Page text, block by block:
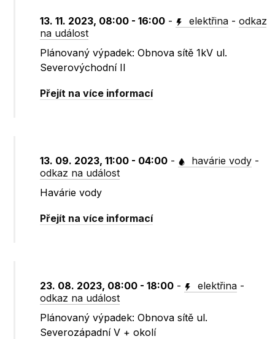
13. 11. 2023, 08:00 - 16:00 - elektřina -odkaz
na událost
Plánovaný výpadek: Obnova sítě 1kV ul.
Severovýchodní II
Přejít na více informací
13. 09. 2023, 11:00 - 04:00 - havárie vody -
odkaz na událost
Havárie vody
Přejít na více informací
23. 08. 2023, 08:00 - 18:00 - elektřina -
odkaz na událost
Plánovaný výpadek: Obnova sítě ul.
Severozápadní V + okolí